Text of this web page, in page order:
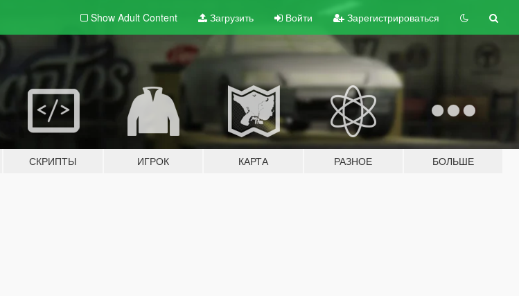
Show Adult Content Загрузить Войти Зарегистрироваться
СКРИПТЫ ИГРОК КАРТА РАЗНОЕ БОЛЬШЕ